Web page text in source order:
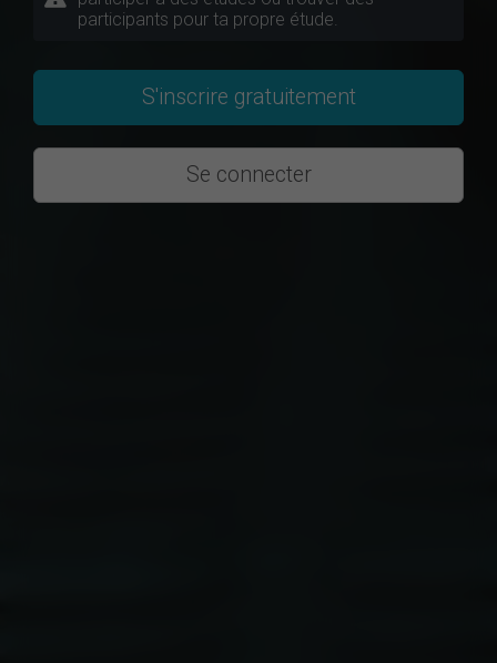
participants pour ta propre étude.
S'inscrire gratuitement
Se connecter